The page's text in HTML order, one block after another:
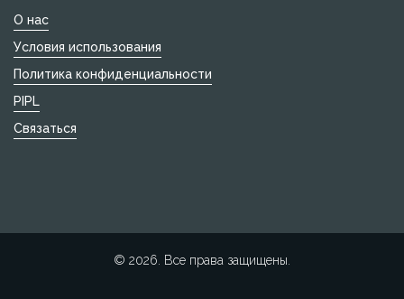
О нас
Условия использования
Политика конфиденциальности
PIPL
Связаться
© 2026. Все права защищены.